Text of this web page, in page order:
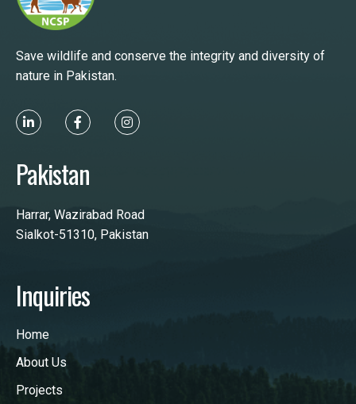
Save wildlife and conserve the integrity and diversity of
nature in Pakistan.
Pakistan
Harrar, Wazirabad Road
Sialkot-51310, Pakistan
Inquiries
Home
About Us
Projects